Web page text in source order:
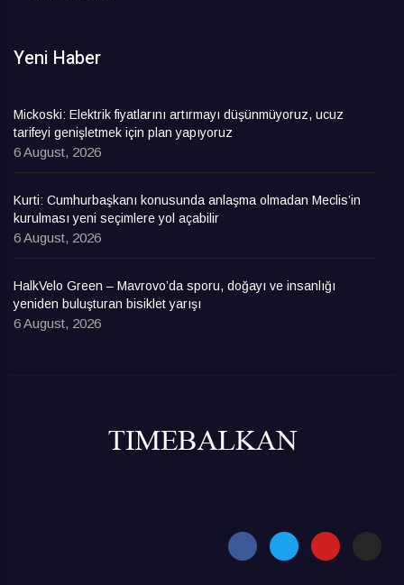
Yeni Haber
Mickoski: Elektrik fiyatlarını artırmayı düşünmüyoruz, ucuz
tarifeyi genişletmek için plan yapıyoruz
6 August, 2026
Kurti: Cumhurbaşkanı konusunda anlaşma olmadan Meclis’in
kurulması yeni seçimlere yol açabilir
6 August, 2026
HalkVelo Green – Mavrovo’da sporu, doğayı ve insanlığı
yeniden buluşturan bisiklet yarışı
6 August, 2026